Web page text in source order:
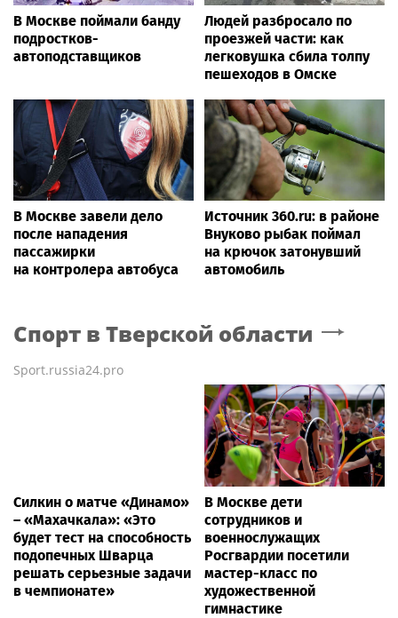
В Москве поймали банду
подростков-
автоподставщиков
Людей разбросало по
проезжей части: как
легковушка сбила толпу
пешеходов в Омске
В Москве завели дело
после нападения
пассажирки
на контролера автобуса
Источник 360.ru: в районе
Внуково рыбак поймал
на крючок затонувший
автомобиль
Спорт в Тверской области
Sport.russia24.pro
Силкин о матче «Динамо»
– «Махачкала»: «Это
будет тест на способность
подопечных Шварца
решать серьезные задачи
в чемпионате»
В Москве дети
сотрудников и
военнослужащих
Росгвардии посетили
мастер-класс по
художественной
гимнастике